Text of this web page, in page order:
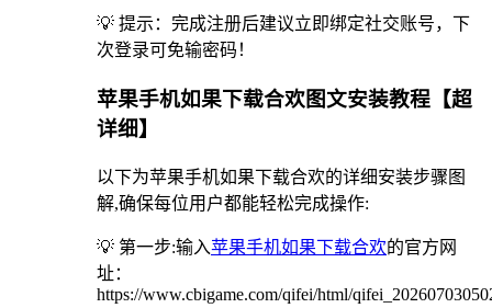
💡 提示：完成注册后建议立即绑定社交账号，下
次登录可免输密码！
苹果手机如果下载合欢图文安装教程【超
详细】
以下为苹果手机如果下载合欢的详细安装步骤图
解,确保每位用户都能轻松完成操作:
💡 第一步:输入苹果手机如果下载合欢的官方网
址：
https://www.cbigame.com/qifei/html/